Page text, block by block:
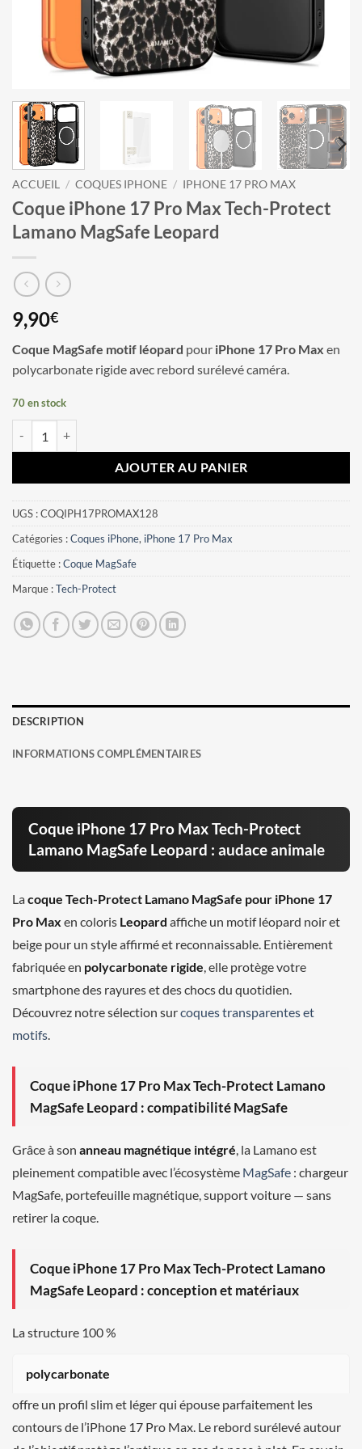
ACCUEIL / COQUES IPHONE / IPHONE 17 PRO MAX
Coque iPhone 17 Pro Max Tech-Protect
Lamano MagSafe Leopard
9,90€
Coque MagSafe motif léopard pour iPhone 17 Pro Max en
polycarbonate rigide avec rebord surélevé caméra.
70 en stock
AJOUTER AU PANIER
UGS :COQIPH17PROMAX128
Catégories :Coques iPhone, iPhone 17 Pro Max
Étiquette :Coque MagSafe
Marque :Tech-Protect
DESCRIPTION
INFORMATIONS COMPLÉMENTAIRES
Coque iPhone 17 Pro Max Tech-Protect
Lamano MagSafe Leopard : audace animale
Lacoque Tech-Protect Lamano MagSafe pour iPhone 17
Pro Max en coloris Leopard affiche un motif léopard noir et
beige pour un style affirmé et reconnaissable. Entièrement
fabriquée en polycarbonate rigide , elle protège votre
smartphone des rayures et des chocs du quotidien.
Découvrez notre sélection surcoques transparentes et
motifs
Coque iPhone 17 Pro Max Tech-Protect Lamano
MagSafe Leopard : compatibilité MagSafe
Grâce à son anneau magnétique intégré , la Lamano est
pleinement compatible avec l’écosystème MagSafe : chargeur
MagSafe, portefeuille magnétique, support voiture — sans
retirer la coque.
Coque iPhone 17 Pro Max Tech-Protect Lamano
MagSafe Leopard : conception et matériaux
La structure 100 %
polycarbonate
offre un profil slim et léger qui épouse parfaitement les
contours de l’iPhone 17 Pro Max. Le rebord surélevé autour